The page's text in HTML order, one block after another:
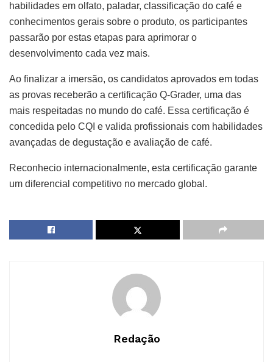
habilidades em olfato, paladar, classificação do café e
conhecimentos gerais sobre o produto, os participantes
passarão por estas etapas para aprimorar o
desenvolvimento cada vez mais.
Ao finalizar a imersão, os candidatos aprovados em todas
as provas receberão a certificação Q-Grader, uma das
mais respeitadas no mundo do café. Essa certificação é
concedida pelo CQI e valida profissionais com habilidades
avançadas de degustação e avaliação de café.
Reconhecio internacionalmente, esta certificação garante
um diferencial competitivo no mercado global.
Redação